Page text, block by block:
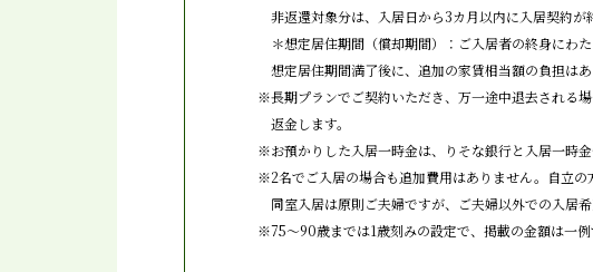
非返還対象分は、入居日から3カ月以内に入居契約
＊想定居住期間（償却期間）：ご入居者の終身にわ
想定居住期間満了後に、追加の家賃相当額の負担はあ
※長期プランでご契約いただき、万一途中退去される
返金します。
※お預かりした入居一時金は、りそな銀行と入居一時
※2名でご入居の場合も追加費用はありません。自立
同室入居は原則ご夫婦ですが、ご夫婦以外での入居希
※75～90歳までは1歳刻みの設定で、掲載の金額は一例